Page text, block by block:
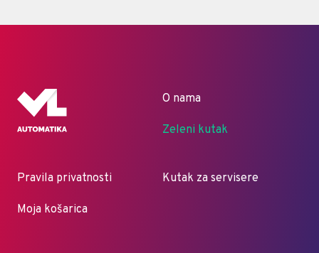
O nama
Zeleni kutak
Pravila privatnosti
Moja košarica
Kutak za servisere